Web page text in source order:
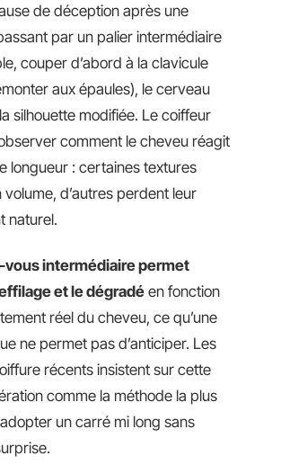
de déception après une
par un palier intermédiaire
couper d’abord à la clavicule
aux épaules), le cerveau
silhouette modifiée. Le coiffeur
comment le cheveu réagit
longueur : certaines textures
d’autres perdent leur
naturel.
vous intermédiaire permet
et le dégradéen fonction
réel du cheveu, ce qu’une
ne permet pas d’anticiper. Les
récents insistent sur cette
comme la méthode la plus
un carré mi long sans